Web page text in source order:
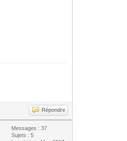
Répondre
Messages : 37
Sujets : 5